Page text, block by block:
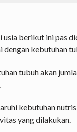
usia berikut ini pas
dengan kebutuhan
tubuh akan
kebutuhan
yang dilakukan.